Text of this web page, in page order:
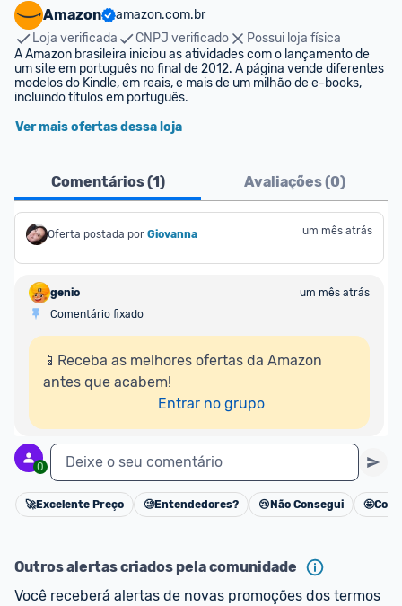
Amazon
amazon.com.br
Loja verificada
CNPJ verificado
Possui loja física
A Amazon brasileira iniciou as atividades com o lançamento de
um site em português no final de 2012. A página vende diferentes
modelos do Kindle, em reais, e mais de um milhão de e-books,
incluindo títulos em português.
Ver mais ofertas dessa loja
Comentários (1) Avaliações (0)
Oferta postada por Giovanna um mês atrás
genio
um mês atrás
Comentário fixado
📱Receba as melhores ofertas da Amazon
antes que acabem!
Entrar no grupo
0 Deixe o seu comentário
Cancelar
🚀Excelente Preço 🧐Entendedores? 😢 Não Consegui 🤩
Outros alertas criados pela comunidade
Você receberá alertas de novas promoções dos termos